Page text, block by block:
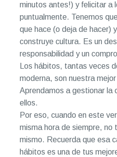
minutos antes!) y felicitar a
puntualmente. Tenemos
que hace (o deja de hacer)
construye cultura. Es un
responsabilidad y un
Los hábitos, tantas veces
moderna, son nuestra
Aprendamos a gestionar la
ellos.
Por eso, cuando en este
misma hora de siempre, no
mismo. Recuerda que esa
hábitos es una de tus